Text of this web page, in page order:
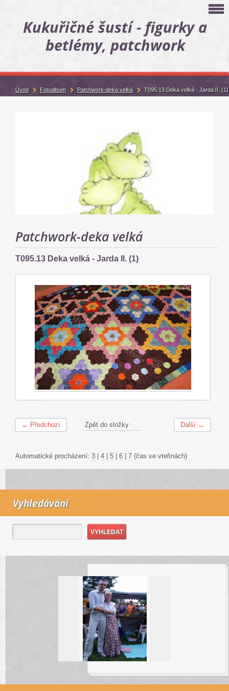
Kukuřičné šustí - figurky a
betlémy, patchwork
Patchwork-deka velká
T095.13 Deka velká - Jarda II. (1)
← Předchozí Další →
Zpět do složky
Automatické procházení: 3 4 5 6 7 (čas ve vteřinách)
Vyhledávání
Úvod Fotoalbum Patchwork-deka velká T095.13 Deka velká - Jarda II. (1)